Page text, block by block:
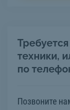
техники,
по
Позвоните